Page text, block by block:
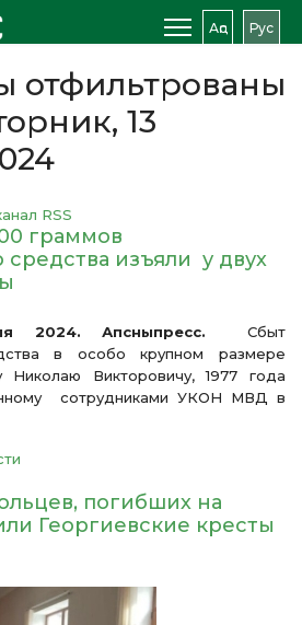
Аԥс Рус
отфильтрованы
13
RSS
граммов
средства изъяли у двух
2024. Апсныпресс. Сбыт
в особо крупном размере
Викторовичу, 1977 года
сотрудниками УКОН МВД в
погибших на
Георгиевские кресты